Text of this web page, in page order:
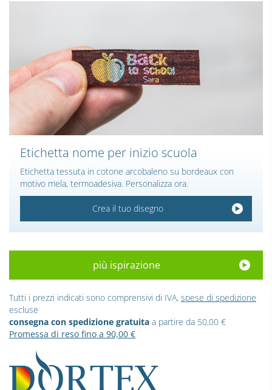
Etichetta nome per inizio scuola
Etichetta tessuta in cotone arcobaleno su bordeaux con
motivo mela, termoadesiva. Personalizza ora.
Crea il tuo disegno
più ispirazione
Tutti i prezzi indicati sono comprensivi di IVA, spese di spedizione
escluse
consegna con spedizione gratuita a partire da 50,00 €
Promessa di reso fino a 90,00 €